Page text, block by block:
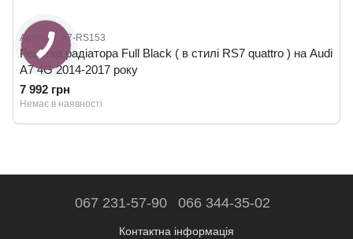
Артикул: A7-RS153
Решітка радіатора Full Black ( в стилі RS7 quattro ) на Audi
A7 4G 2014-2017 року
7 992 грн
Немає в наявності
067 231-57-90 066 344-35-02
Контактна інформація